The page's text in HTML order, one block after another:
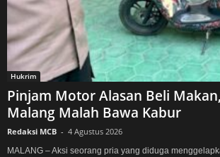
Hukrim
Pinjam Motor Alasan Beli
Malang Malah Bawa Kabur
Redaksi MCB - 4 Agustus 2026
MALANG – Aksi seorang pria yang diduga